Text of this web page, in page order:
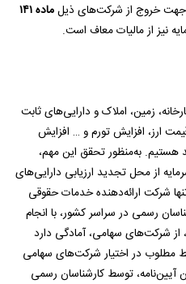
جهت خروج از شرکت‌های ذیل
ماده ۱۴۱
نیز از مالیات معاف است.
زمین، املاک و دارایی‌های ثابت
ارز، افزایش تورم و … افزایش
هستیم. به‌منظور تحقق این مهم،
از محل تجدید ارزیابی دارایی‌های
شرکت ارائه‌دهنده خدمات حقوقی
رسمی در سراسر کشور، با انجام
از شرکت‌های سهامی، آمادگی دارد
مطلوب در اختیار شرکت‌های سهامی
آیین‌نامه، توسط کارشناسان رسمی